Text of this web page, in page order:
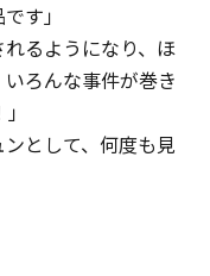
す」
れるようになり、ほ
ろんな事件が巻き
ンとして、何度も見